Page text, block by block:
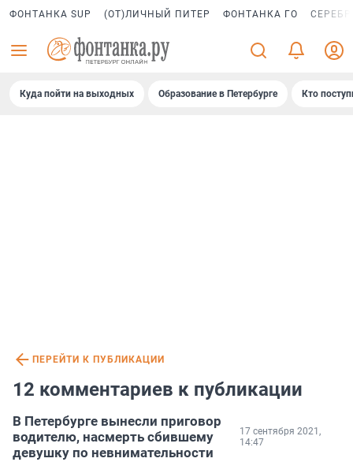
ФОНТАНКА SUP (ОТ)ЛИЧНЫЙ ПИТЕР ФОНТАНКА ГО
Куда пойти на выходных Образование в Петербурге Кто
ПЕРЕЙТИ К ПУБЛИКАЦИИ
12 комментариев к публикации
В Петербурге вынесли приговор
водителю, насмерть сбившему
девушку по невнимательности
17 сентября 2021,
14:47